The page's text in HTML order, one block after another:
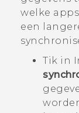
welke
een
Tik in